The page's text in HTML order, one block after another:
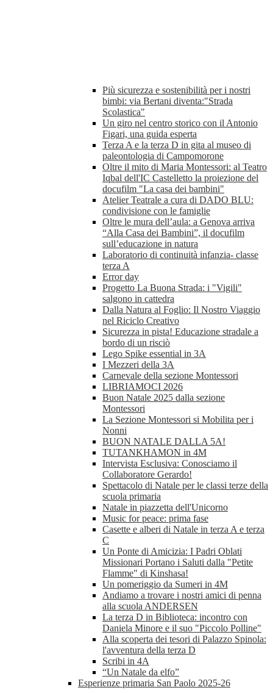
Più sicurezza e sostenibilità per i nostri
bimbi: via Bertani diventa:"Strada
Scolastica"
Un giro nel centro storico con il Antonio
Figari, una guida esperta
Terza A e la terza D in gita al museo di
paleontologia di Campomorone
Oltre il mito di Maria Montessori: al Teatro
Iqbal dell'IC Castelletto la proiezione del
docufilm "La casa dei bambini"
Atelier Teatrale a cura di DADO BLU:
condivisione con le famiglie
Oltre le mura dell’aula: a Genova arriva
“Alla Casa dei Bambini”, il docufilm
sull’educazione in natura
Laboratorio di continuità infanzia- classe
terza A
Error day
Progetto La Buona Strada: i "Vigili"
salgono in cattedra
Dalla Natura al Foglio: Il Nostro Viaggio
nel Riciclo Creativo
Sicurezza in pista! Educazione stradale a
bordo di un risciò
Lego Spike essential in 3A
I Mezzeri della 3A
Carnevale della sezione Montessori
LIBRIAMOCI 2026
Buon Natale 2025 dalla sezione
Montessori
La Sezione Montessori si Mobilita per i
Nonni
BUON NATALE DALLA 5A!
TUTANKHAMON in 4M
Intervista Esclusiva: Conosciamo il
Collaboratore Gerardo!
Spettacolo di Natale per le classi terze della
scuola primaria
Natale in piazzetta dell'Unicorno
Music for peace: prima fase
Casette e alberi di Natale in terza A e terza
C
Un Ponte di Amicizia: I Padri Oblati
Missionari Portano i Saluti dalla "Petite
Flamme" di Kinshasa!
Un pomeriggio da Sumeri in 4M
Andiamo a trovare i nostri amici di penna
alla scuola ANDERSEN
La terza D in Biblioteca: incontro con
Daniela Minore e il suo "Piccolo Polline"
Alla scoperta dei tesori di Palazzo Spinola:
l'avventura della terza D
Scribi in 4A
“Un Natale da elfo”
Esperienze primaria San Paolo 2025-26